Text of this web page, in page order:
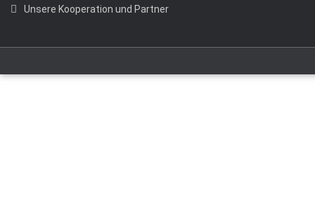
Unsere Kooperation und Partner